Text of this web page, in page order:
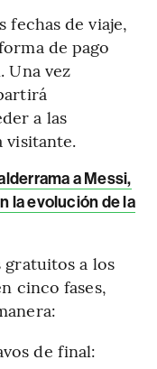
fechas de viaje,
de pago
Una vez
a las
visitante.
a Messi,
la evolución de la
gratuitos a los
cinco fases,
de final: